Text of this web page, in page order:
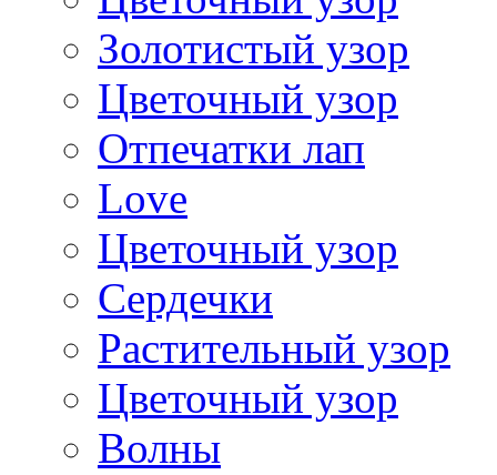
Золотистый узор
Цветочный узор
Отпечатки лап
Love
Цветочный узор
Сердечки
Растительный узор
Цветочный узор
Волны